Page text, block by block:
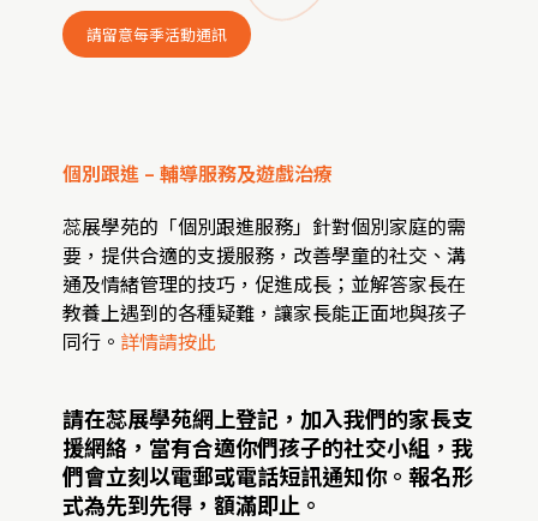
請留意每季活動通訊
個別跟進 – 輔導服務及遊戲治療
蕊展學苑的「個別跟進服務」針對個別家庭的需
要，提供合適的支援服務，改善學童的社交、溝
通及情緒管理的技巧，促進成長；並解答家長在
教養上遇到的各種疑難，讓家長能正面地與孩子
同行。 詳情請按此
請在蕊展學苑網上登記，加入我們的家長支
援網絡，當有合適你們孩子的社交小組，我
們會立刻以電郵或電話短訊通知你。報名形
式為先到先得，額滿即止。